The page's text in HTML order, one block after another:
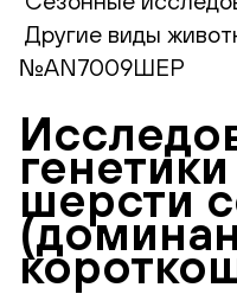
Другие виды
№AN7009ШЕР
шерсти